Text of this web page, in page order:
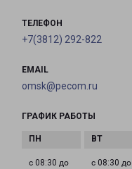
ТЕЛЕФОН
+7(3812) 292-822
EMAIL
omsk@pecom.ru
ГРАФИК РАБОТЫ
с 08:30 до с 08:30 до